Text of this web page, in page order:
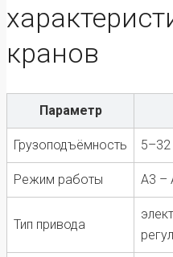
кранов
Параметр
Грузоподъёмность 5–32
Режим работы А3 –
Тип привода